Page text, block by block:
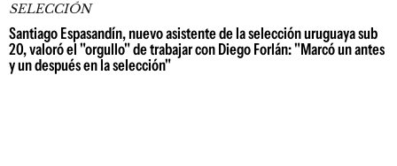
SELECCIÓN
Santiago Espasandín, nuevo asistente de la selección uruguaya sub
20, valoró el "orgullo" de trabajar con Diego Forlán: "Marcó un antes
y un después en la selección"